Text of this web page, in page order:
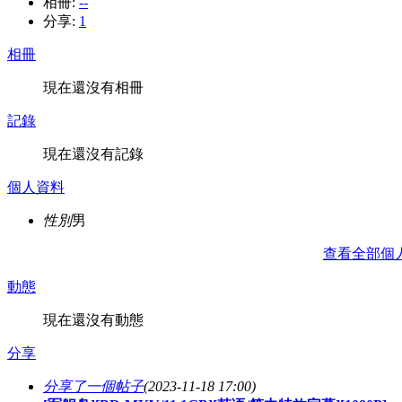
分享: 1
相冊
現在還沒有相冊
記錄
現在還沒有記錄
個人資料
性別男
查看全部個
動態
現在還沒有動態
分享
分享了一個帖子(2023-11-18 17:00)